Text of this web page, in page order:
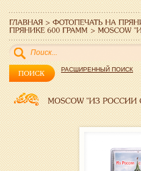
РАСШИРЕННЫЙ ПОИСК